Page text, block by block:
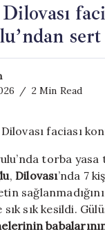
2 Min Read
torba
,Dilovası’nda 7
sık kesildi.